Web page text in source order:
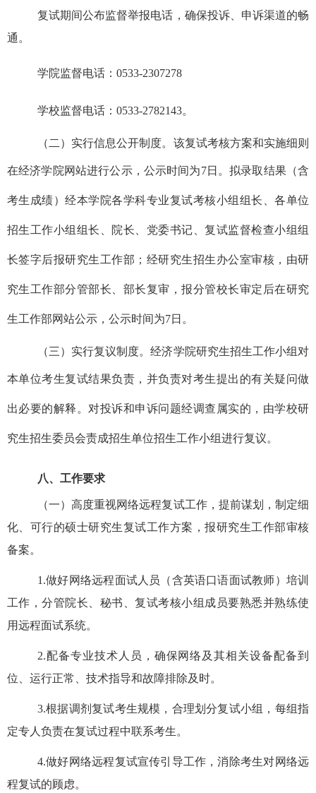
复试期间公布监督举报电话，确保投诉、申诉渠道的畅
通。
学院监督电话： 0533-2307278
学校监督电话： 0533-2782143。
（二） 实行信息公开制度。该复试考核方案和实施细则
在经济学院网站进行公示，公示时间为7日。拟录取结果（含
考生成绩）经本学院各学科专业复试考核小组组长、各单位
招生工作小组组长、院长、党委书记、复试监督检查小组组
长签字后报研究生工作部；经研究生招生办公室审核，由研
究生工作部分管部长、部长复审，报分管校长审定后在研究
生工作部网站公示，公示时间为7日。
（三） 实行复议制度。经济学院研究生招生工作小组对
本单位考生复试结果负责，并负责对考生提出的有关疑问做
出必要的解释。对投诉和申诉问题经调查属实的，由学校研
究生招生委员会责成招生单位招生工作小组进行复议。
八、工作要求
（一）高度重视网络远程复试工作，提前谋划，制定细
化、可行的硕士研究生复试工作方案，报研究生工作部审核
备案。
1 .做好网络远程面试人员（含英语口语面试教师）培训
工作，分管院长、秘书、复试考核小组成员要熟悉并熟练使
用远程面试系统。
2.配备专业技术人员，确保网络及其相关设备配备到
位、运行正常、技术指导和故障排除及时。
3.根据调剂复试考生规模，合理划分复试小组，每组指
定专人负责在复试过程中联系考生。
4.做好网络远程复试宣传引导工作，消除考生对网络远
程复试的顾虑。